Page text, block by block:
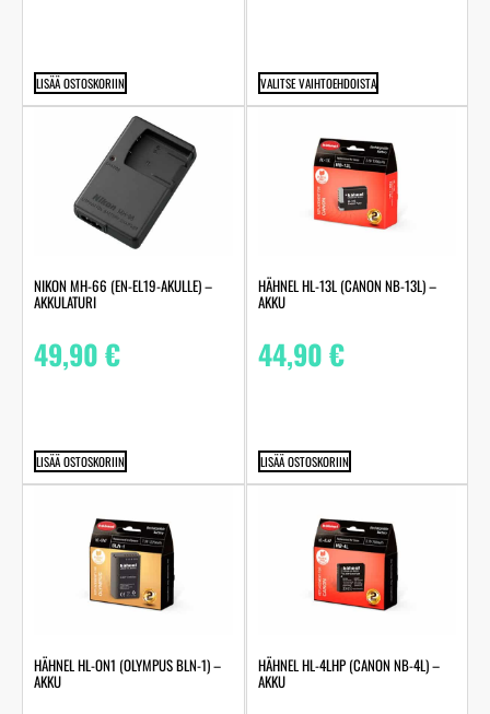
LISÄÄ OSTOSKORIIN VALITSE VAIHTOEHDOISTA
NIKON MH-66 (EN-EL19-AKULLE) –
AKKULATURI
49,90€
LISÄÄ OSTOSKORIIN
HÄHNEL HL-13L (CANON NB-13L) –
AKKU
44,90€
LISÄÄ OSTOSKORIIN
HÄHNEL HL-ON1 (OLYMPUS BLN-1) –
AKKU
HÄHNEL HL-4LHP (CANON NB-4L) –
AKKU